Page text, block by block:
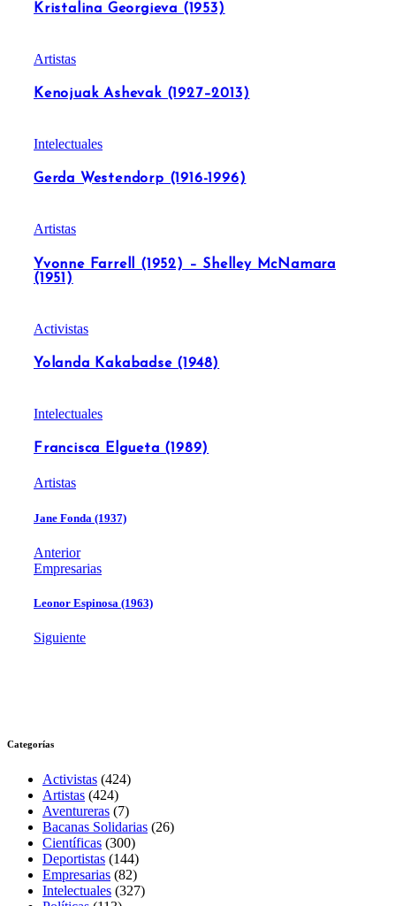
Kristalina Georgieva (1953)
Artistas
Kenojuak Ashevak (1927–2013)
Intelectuales
Gerda Westendorp (1916-1996)
Artistas
Yvonne Farrell (1952) – Shelley McNamara
(1951)
Activistas
Yolanda Kakabadse (1948)
Intelectuales
Francisca Elgueta (1989)
Artistas
Jane Fonda (1937)
Anterior
Empresarias
Leonor Espinosa (1963)
Siguiente
Categorías
Activistas (424)
Artistas (424)
Aventureras (7)
Bacanas Solidarias (26)
Científicas (300)
Deportistas (144)
Empresarias (82)
Intelectuales (327)